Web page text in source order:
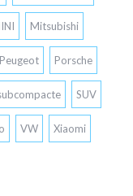
Mitsubishi
Peugeot Porsche
SUV
VW Xiaomi